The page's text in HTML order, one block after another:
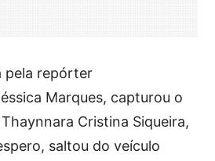
pela repórter
Marques, capturou o
Cristina Siqueira,
saltou do veículo